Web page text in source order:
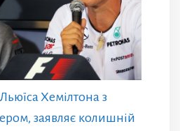
Хемілтона з
заявляє колишній